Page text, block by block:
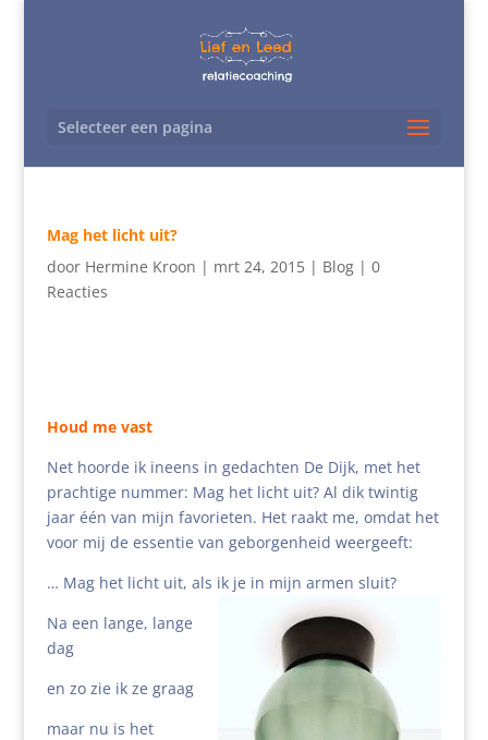
Selecteer een pagina
Mag het licht uit?
door Hermine Kroon | mrt 24, 2015| Blog| 0
Reacties
Houd me vast
Net hoorde ik ineens in gedachten De Dijk, met het
prachtige nummer: Mag het licht uit? Al dik twintig
jaar één van mijn favorieten. Het raakt me, omdat het
voor mij de essentie van geborgenheid weergeeft:
… Mag het licht uit, als ik je in mijn armen sluit?
Na een lange, lange
dag
en zo zie ik ze graag
maar nu is het